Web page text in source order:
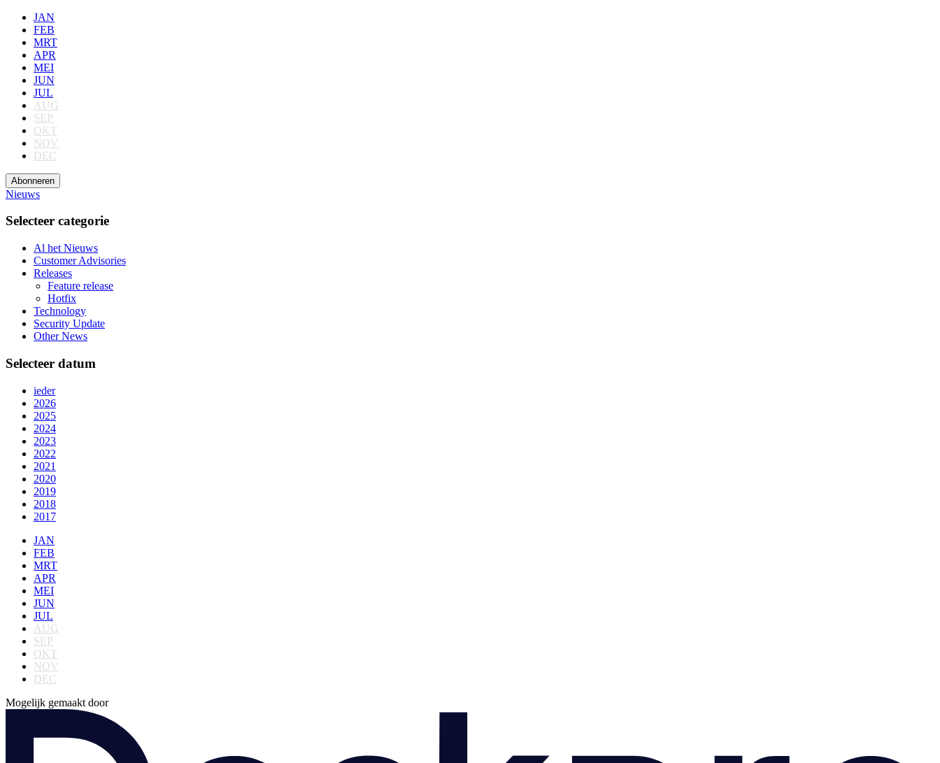
JAN
FEB
MRT
APR
MEI
JUN
JUL
AUG
SEP
OKT
NOV
DEC
Abonneren
Nieuws
Selecteer categorie
Al het Nieuws
Customer Advisories
Releases
Feature release
Hotfix
Technology
Security Update
Other News
Selecteer datum
ieder
2026
2025
2024
2023
2022
2021
2020
2019
2018
2017
JAN
FEB
MRT
APR
MEI
JUN
JUL
AUG
SEP
OKT
NOV
DEC
Mogelijk gemaakt door